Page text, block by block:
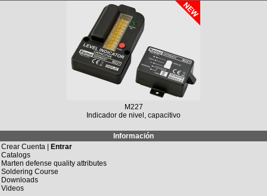
M227
Indicador de nivel, capacitivo
Información
Crear Cuenta | Entrar
Catalogs
Marten defense quality attributes
Soldering Course
Downloads
Videos